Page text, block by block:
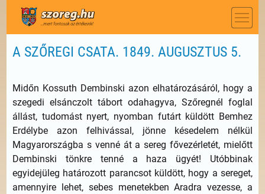
A SZŐREGI CSATA. 1849. AUGUSZTUS 5.
Midőn Kossuth Dembinski azon elhatározásáról, hogy a
szegedi elsánczolt tábort odahagyva, Szőregnél foglal
állást, tudomást nyert, nyomban futárt küldött Bemhez
Erdélybe azon felhivással, jönne késedelem nélkül
Magyarországba s venné át a sereg fővezérletét, mielőtt
Dembinski tönkre tenné a haza ügyét! Utóbbinak
egyidejüleg határozott parancsot küldött, hogy a sereget,
amennyire lehet, sebes menetekben Aradra vezesse, a